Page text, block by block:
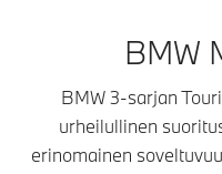
BMW
BMW 3-sarjan
urheilullinen
erinomainen